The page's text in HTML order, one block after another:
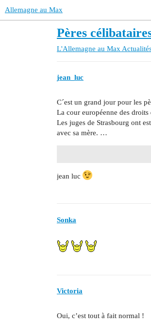
Allemagne au Max
Pères
L'Allemagne au Max
jean_luc
C´est un grand jour pour les
La cour européenne des
Les juges de Strasbourg ont
avec sa mère. …
jean luc
Sonka
Victoria
Oui, c’est tout à fait normal !